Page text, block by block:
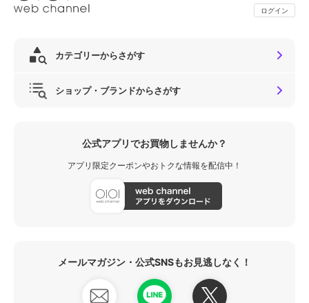
ログイン
カテゴリーからさがす
ショップ・ブランドからさがす
公式アプリでお買物しませんか？
アプリ限定クーポンやおトクな情報を配信中！
メールマガジン・公式SNSもお見逃しなく！